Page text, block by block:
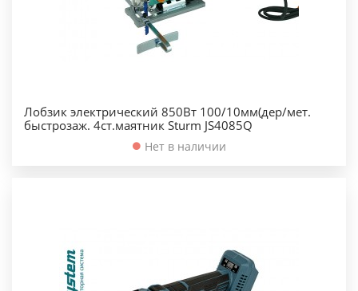
Лобзик электрический 850Вт 100/10мм(дер/мет.
быстрозаж. 4ст.маятник Sturm JS4085Q
Нет в наличии